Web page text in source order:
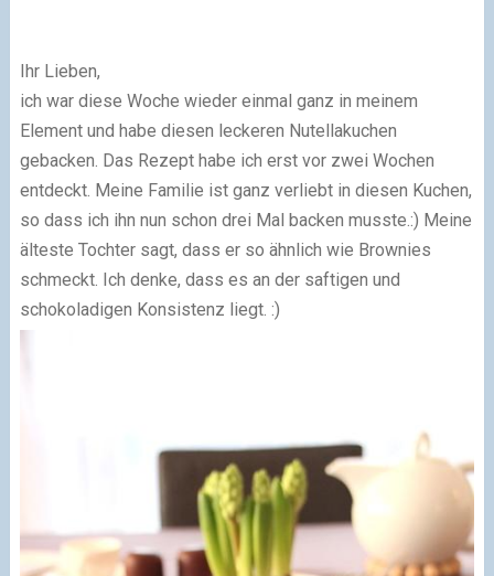
Ihr Lieben,
ich war diese Woche wieder einmal ganz in meinem
Element und habe diesen leckeren Nutellakuchen
gebacken. Das Rezept habe ich erst vor zwei Wochen
entdeckt. Meine Familie ist ganz verliebt in diesen Kuchen,
so dass ich ihn nun schon drei Mal backen musste.:) Meine
älteste Tochter sagt, dass er so ähnlich wie Brownies
schmeckt. Ich denke, dass es an der saftigen und
schokoladigen Konsistenz liegt. :)